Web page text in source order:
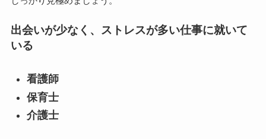
出会いが少なく、ストレスが多い仕事に就いて
いる
看護師
保育士
介護士